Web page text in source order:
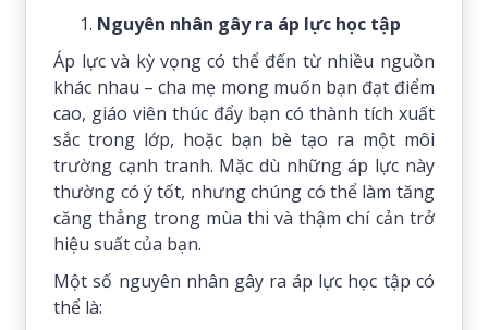
Nguyên nhân gây ra áp lực học tập
Áp lực và kỳ vọng có thể đến từ nhiều nguồn
khác nhau – cha mẹ mong muốn bạn đạt điểm
cao, giáo viên thúc đẩy bạn có thành tích xuất
sắc trong lớp, hoặc bạn bè tạo ra một môi
trường cạnh tranh. Mặc dù những áp lực này
thường có ý tốt, nhưng chúng có thể làm tăng
căng thẳng trong mùa thi và thậm chí cản trở
hiệu suất của bạn.
Một số nguyên nhân gây ra áp lực học tập có
thể là: